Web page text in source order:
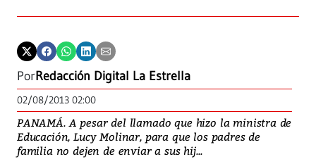
PorRedacción Digital La Estrella
02/08/2013 02:00
PANAMÁ. A pesar del llamado que hizo la ministra de
Educación, Lucy Molinar, para que los padres de
familia no dejen de enviar a sus hij...